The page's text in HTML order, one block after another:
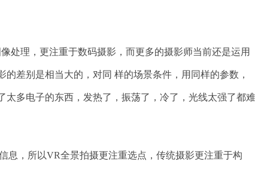
理，更注重于数码摄影，而更多的摄影师当前还是运用
差别是相当大的，对同 样的场景条件，用同样的参数，
太多电子的东西，发热了，振荡了，冷了，光线太强了都难
，所以VR全景拍摄更注重选点，传统摄影更注重于构